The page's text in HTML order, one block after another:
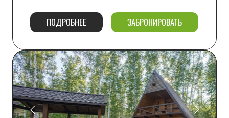
100 м2
ДОМ